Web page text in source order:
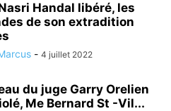
Handal libéré, les
de son extradition
- 4 juillet 2022
du juge Garry Orelien
Me Bernard St -Vil...